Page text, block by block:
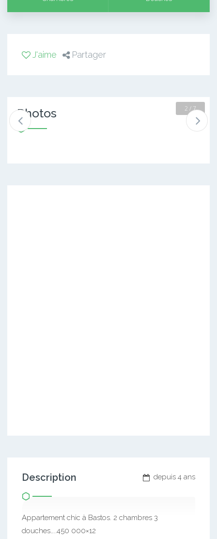
J'aime Partager
Photos 2 / 7
depuis 4 ans
Description
Appartement chic à Bastos. 2 chambres 3
douches…..450 000×12